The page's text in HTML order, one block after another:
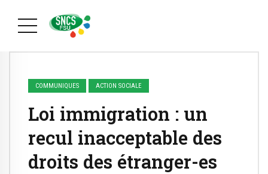
COMMUNIQUES ACTION SOCIALE
Loi immigration : un
recul inacceptable des
droits des étranger-es